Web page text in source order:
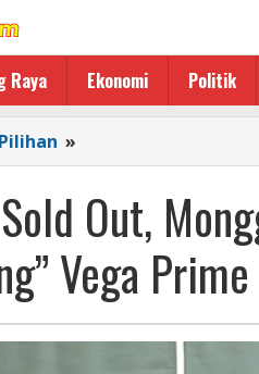
Raya Ekonomi Politik
»
Kamar
Mongga
Idol
dan
Marvey
Kaya
Out,
Vega